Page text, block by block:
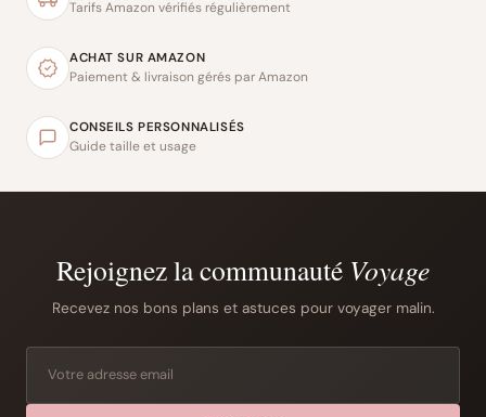
Tarifs Amazon vérifiés régulièrement
ACHAT SUR AMAZON
Paiement & livraison gérés par Amazon
CONSEILS PERSONNALISÉS
Guide taille et usage
Rejoignez la communauté Voyage
Recevez nos bons plans et astuces pour voyager malin.